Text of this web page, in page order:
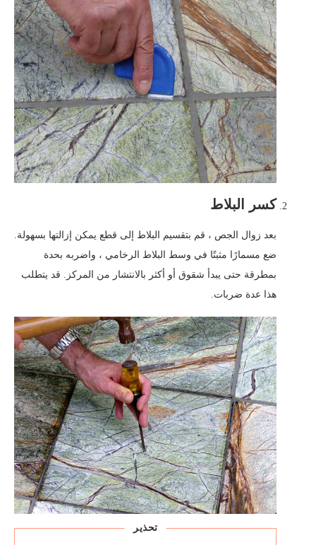
كسر البلاط
بعد زوال الجص ، قم بتقسيم البلاط إلى قطع يمكن إزالتها بسهولة.
ضع مسمارًا مثبتًا في وسط البلاط الرخامي ، واضربه بحدة
بمطرقة حتى يبدأ شقوق أو أكثر بالانتشار من المركز. قد يتطلب
هذا عدة ضربات.
تحذير